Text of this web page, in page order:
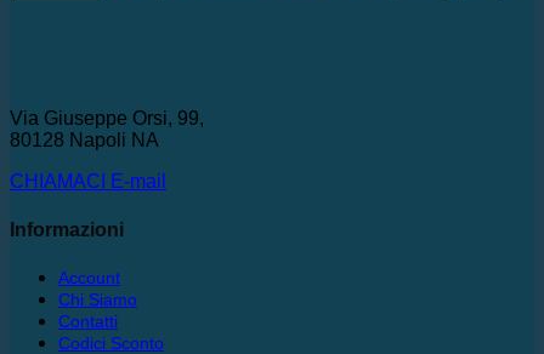
Via Giuseppe Orsi, 99,
80128 Napoli NA
CHIAMACI
E-mail
Informazioni
Account
Chi Siamo
Contatti
Codici Sconto